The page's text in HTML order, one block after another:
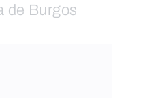
de Burgos